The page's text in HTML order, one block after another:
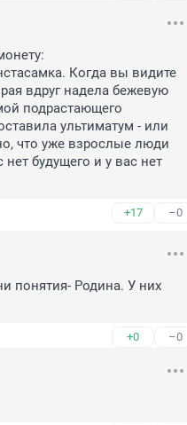
Когда вы видите
вдруг надела бежевую
подрастающего
ультиматум - или
что уже взрослые люди
будущего и у вас нет
+17 –0
понятия- Родина. У них
+0 –0